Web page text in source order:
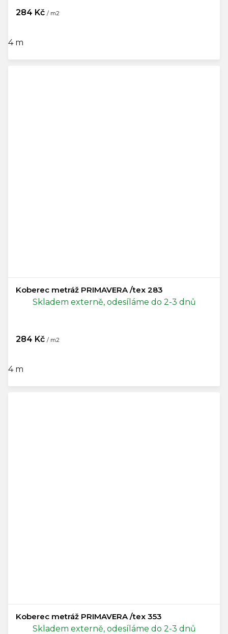
284 Kč / m2
4 m
Koberec metráž PRIMAVERA /tex 283
Skladem externě, odesíláme do 2-3 dnů
284 Kč / m2
4 m
Koberec metráž PRIMAVERA /tex 353
Skladem externě, odesíláme do 2-3 dnů